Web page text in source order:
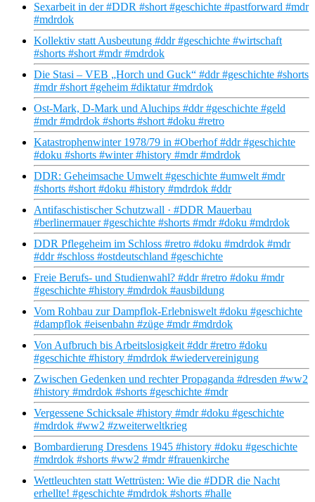
Sexarbeit in der #DDR #short #geschichte #pastforward #mdr
#mdrdok
Kollektiv statt Ausbeutung #ddr #geschichte #wirtschaft
#shorts #short #mdr #mdrdok
Die Stasi – VEB „Horch und Guck“ #ddr #geschichte #shorts
#mdr #short #geheim #diktatur #mdrdok
Ost-Mark, D-Mark und Aluchips #ddr #geschichte #geld
#mdr #mdrdok #shorts #short #doku #retro
Katastrophenwinter 1978/79 in #Oberhof #ddr #geschichte
#doku #shorts #winter #history #mdr #mdrdok
DDR: Geheimsache Umwelt #geschichte #umwelt #mdr
#shorts #short #doku #history #mdrdok #ddr
Antifaschistischer Schutzwall · #DDR Mauerbau
#berlinermauer #geschichte #shorts #mdr #doku #mdrdok
DDR Pflegeheim im Schloss #retro #doku #mdrdok #mdr
#ddr #schloss #ostdeutschland #geschichte
Freie Berufs- und Studienwahl? #ddr #retro #doku #mdr
#geschichte #history #mdrdok #ausbildung
Vom Rohbau zur Dampflok-Erlebniswelt #doku #geschichte
#dampflok #eisenbahn #züge #mdr #mdrdok
Von Aufbruch bis Arbeitslosigkeit #ddr #retro #doku
#geschichte #history #mdrdok #wiedervereinigung
Zwischen Gedenken und rechter Propaganda #dresden #ww2
#history #mdrdok #shorts #geschichte #mdr
Vergessene Schicksale #history #mdr #doku #geschichte
#mdrdok #ww2 #zweiterweltkrieg
Bombardierung Dresdens 1945 #history #doku #geschichte
#mdrdok #shorts #ww2 #mdr #frauenkirche
Wettleuchten statt Wettrüsten: Wie die #DDR die Nacht
erhellte! #geschichte #mdrdok #shorts #halle